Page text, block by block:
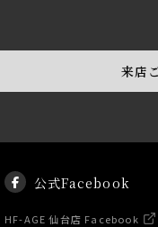
来店
公式Facebook
HF-AGE 仙台店 Facebook